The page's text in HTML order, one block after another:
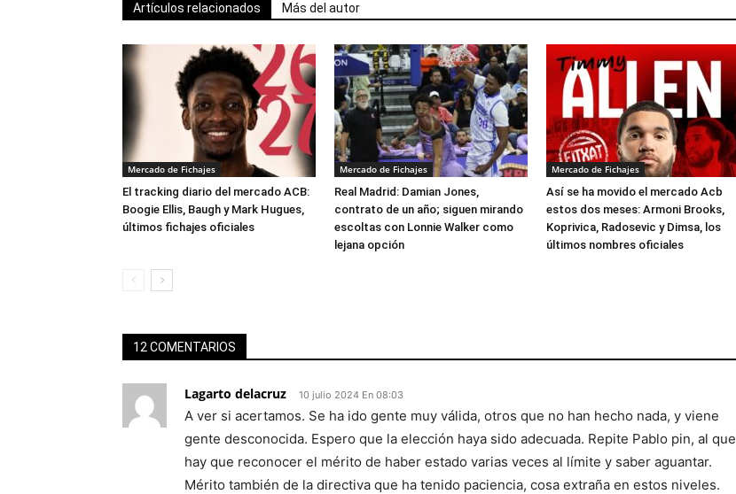
Artículos relacionados Más del autor
Mercado de Fichajes
El tracking diario del mercado ACB:
Boogie Ellis, Baugh y Mark Hugues,
últimos fichajes oficiales
Mercado de Fichajes
Real Madrid: Damian Jones,
contrato de un año; siguen mirando
escoltas con Lonnie Walker como
lejana opción
Mercado de Fichajes
Así se ha movido el mercado Acb
estos dos meses: Armoni Brooks,
Koprivica, Radosevic y Dimsa, los
últimos nombres oficiales
12 COMENTARIOS
Lagarto delacruz 10 julio 2024 En 08:03
A ver si acertamos. Se ha ido gente muy válida, otros que no han hecho nada, y viene
gente desconocida. Espero que la elección haya sido adecuada. Repite Pablo pin, al que
hay que reconocer el mérito de haber estado varias veces al límite y saber aguantar.
Mérito también de la directiva que ha tenido paciencia, cosa extraña en estos niveles.